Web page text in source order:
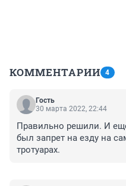
КОММЕНТАРИИ 4
Гость
30 марта 2022, 22:44
Правильно решили. И
был запрет на езду на
тротуарах.